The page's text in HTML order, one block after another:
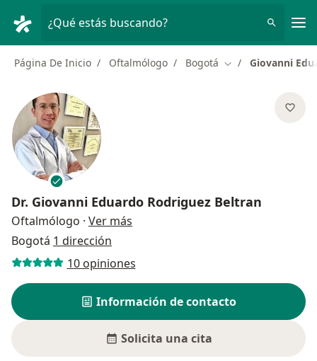
¿Qué estás buscando?
Página De Inicio Oftalmólogo Bogotá Cambiar de ciudad
Giovanni
Dr. Giovanni Eduardo Rodriguez Beltran
Oftalmólogo · Ver más
Bogotá 1 dirección
10 opiniones
Información de contacto
Solicita una cita